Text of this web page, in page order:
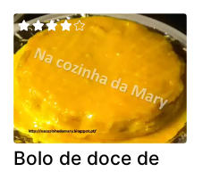
Bolo de doce de